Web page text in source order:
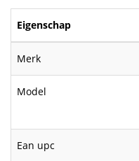
Eigenschap
Merk
Model
Ean upc